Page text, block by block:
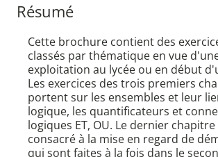
Résumé
Cette brochure contient des
classés par thématique en vue
exploitation au lycée ou en début
Les exercices des trois premiers
portent sur les ensembles et leur
logique, les quantificateurs et
logiques ET, OU. Le dernier
consacré à la mise en regard de
qui sont faites à la fois dans le